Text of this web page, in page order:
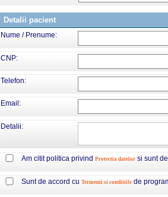
Detalii pacient
Nume / Prenume:
CNP:
Telefon:
Email:
Detalii:
Am citit politica privind Protectia datelor si sunt
Sunt de accord cu Termenii si conditiile de